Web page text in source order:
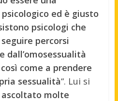
ed è giusto
psicologi che
percorsi
dall’omosessualità
come a prendere
sessualità“. Lui si
molte